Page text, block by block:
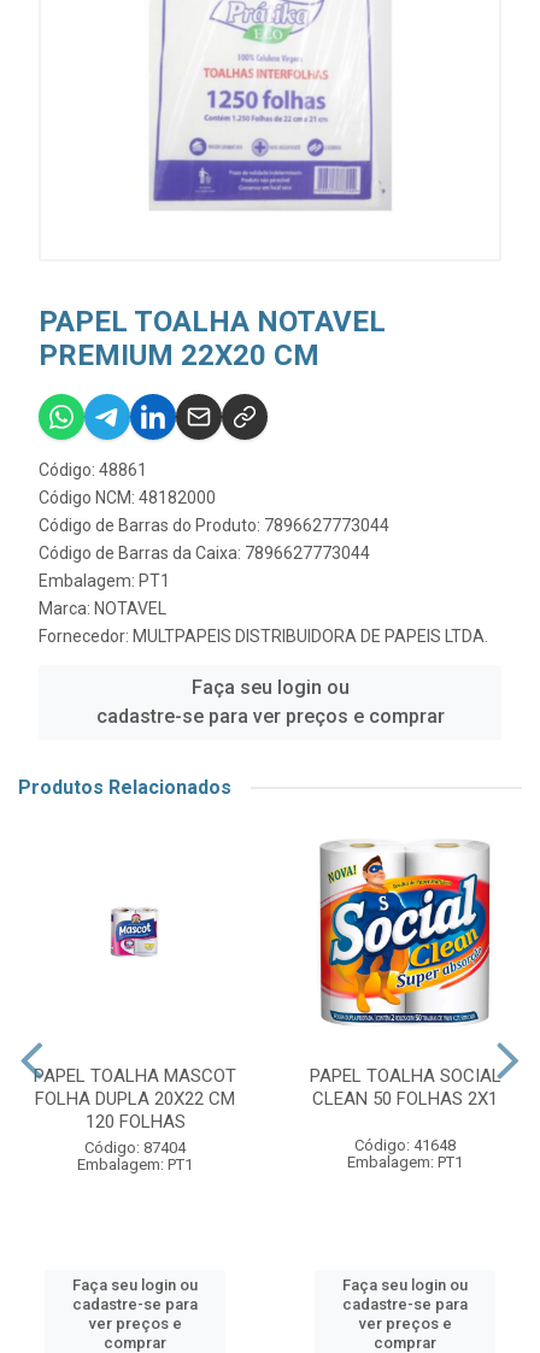
PAPEL TOALHA NOTAVEL
PREMIUM 22X20 CM
Código: 48861
Código NCM: 48182000
Código de Barras do Produto: 7896627773044
Código de Barras da Caixa: 7896627773044
Embalagem: PT1
Marca: NOTAVEL
Fornecedor: MULTPAPEIS DISTRIBUIDORA DE PAPEIS LTDA.
Faça seu login ou
cadastre-se para ver preços e comprar
Produtos Relacionados
PAPEL TOALHA MASCOT
FOLHA DUPLA 20X22 CM
120 FOLHAS
Código: 87404
Embalagem: PT1
Faça seu login ou
cadastre-se para
ver preços e
comprar
PAPEL TOALHA SOCIAL
CLEAN 50 FOLHAS 2X1
Código: 41648
Embalagem: PT1
Faça seu login ou
cadastre-se para
ver preços e
comprar